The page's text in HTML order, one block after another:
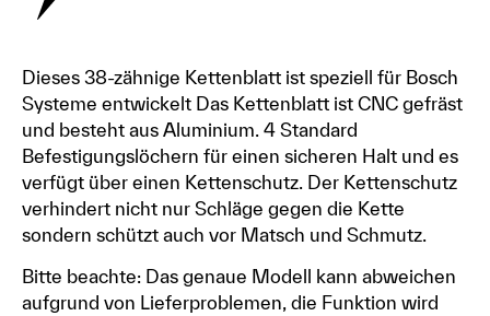
Dieses 38-zähnige Kettenblatt ist speziell für Bosch
Systeme entwickelt Das Kettenblatt ist CNC gefräst
und besteht aus Aluminium. 4 Standard
Befestigungslöchern für einen sicheren Halt und es
verfügt über einen Kettenschutz. Der Kettenschutz
verhindert nicht nur Schläge gegen die Kette
sondern schützt auch vor Matsch und Schmutz.
Bitte beachte: Das genaue Modell kann abweichen
aufgrund von Lieferproblemen, die Funktion wird